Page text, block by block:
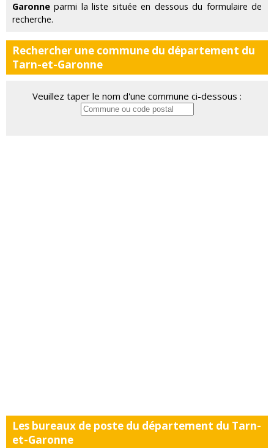
Garonne parmi la liste située en dessous du formulaire de
recherche.
Rechercher une commune du département du
Tarn-et-Garonne
Veuillez taper le nom d'une commune ci-dessous :
Les bureaux de poste du département du Tarn-
et-Garonne